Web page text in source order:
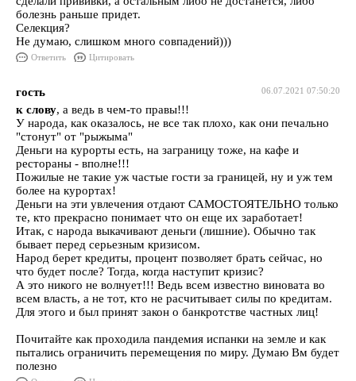
болезнь раньше придет.
Селекция?
Не думаю, слишком много совпадений)))
Ответить Цитировать
06.07.2021 07:50:20
гость
к слову, а ведь в чем-то правы!!!
У народа, как оказалось, не все так плохо, как они печально
"стонут" от "рыжыма"
Деньги на курорты есть, на заграницу тоже, на кафе и
рестораны - вполне!!!
Пожилые не такие уж частые гости за границей, ну и уж тем
более на курортах!
Деньги на эти увлечения отдают САМОСТОЯТЕЛЬНО только
те, кто прекрасно понимает что он еще их заработает!
Итак, с народа выкачивают деньги (лишние). Обычно так
бывает перед серьезным кризисом.
Народ берет кредиты, процент позволяет брать сейчас, но
что будет после? Тогда, когда наступит кризис?
А это никого не волнует!!! Ведь всем известно виновата во
всем власть, а не тот, кто не расчитывает силы по кредитам.
Для этого и был принят закон о банкротстве частных лиц!
Почитайте как проходила пандемия испанки на земле и как
пытались ограничить перемещения по миру. Думаю Вм будет
полезно